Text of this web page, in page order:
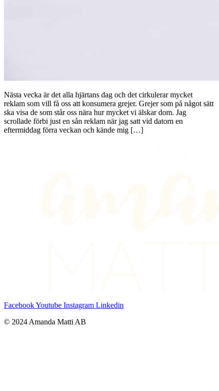
Nästa vecka är det alla hjärtans dag och det cirkulerar mycket
reklam som vill få oss att konsumera grejer. Grejer som på något sätt
ska visa de som står oss nära hur mycket vi älskar dom. Jag
scrollade förbi just en sån reklam när jag satt vid datorn en
eftermiddag förra veckan och kände mig […]
FacebookYoutube Instagram Linkedin
© 2024 Amanda Matti AB